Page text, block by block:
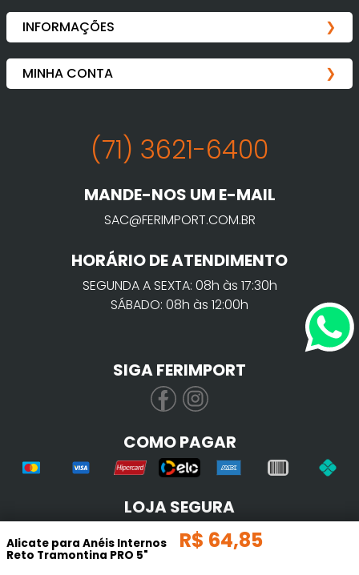
Alicate para Anéis Internos
Reto Tramontina PRO 5"
R$ 64,85
(71) 3621-6400
MANDE-NOS UM E-MAIL
SAC@FERIMPORT.COM.BR
HORÁRIO DE ATENDIMENTO
SEGUNDA A SEXTA: 08h às 17:30h
SÁBADO: 08h às 12:00h
SIGA FERIMPORT
COMO PAGAR
LOJA SEGURA